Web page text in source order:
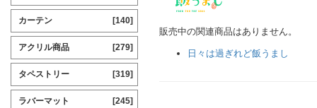
販売中の関連商品はありません。
日々は過ぎれど飯うまし
カーテン [140]
アクリル商品 [279]
タペストリー [319]
ラバーマット [245]